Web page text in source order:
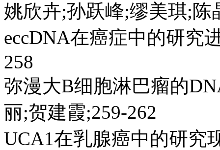
姚欣卉;孙跃峰;缪美琪;陈
eccDNA在癌症中的研究
258
弥漫大B细胞淋巴瘤的
丽;贺建霞;259-262
UCA1在乳腺癌中的研究